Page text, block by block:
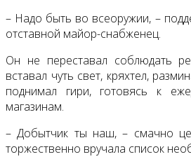
– Надо быть во всеоружии, –
отставной майор-снабженец.
Он не переставал соблюдать
вставал чуть свет, кряхтел,
поднимал гири, готовясь к
магазинам.
– Добытчик ты наш, – смачно
торжественно вручала список